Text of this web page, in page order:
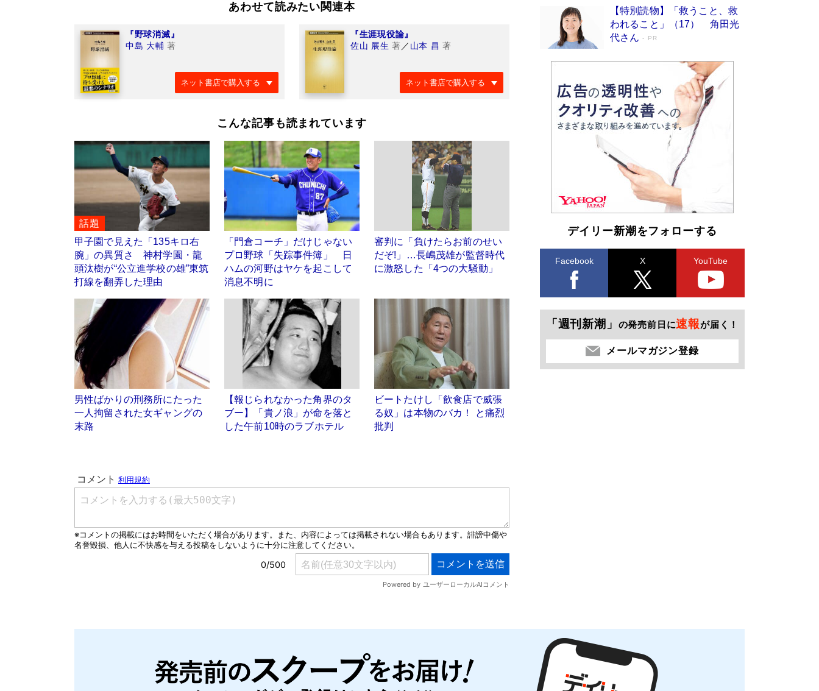
あわせて読みたい関連本
『野球消滅』
中島 大輔 著
ネット書店で購入する
『生涯現役論』
佐山 展生 著 ／ 山本 昌 著
ネット書店で購入する
こんな記事も読まれています
話題
甲子園で見えた「135キロ右
腕」の異質さ 神村学園・龍
頭汰樹が“公立進学校の雄”東筑
打線を翻弄した理由
「門倉コーチ」だけじゃない
プロ野球「失踪事件簿」 日
ハムの河野はヤケを起こして
消息不明に
審判に「負けたらお前のせい
だぞ!」…長嶋茂雄が監督時代
に激怒した「4つの大騒動」
男性ばかりの刑務所にたった
一人拘留された女ギャングの
末路
【報じられなかった角界のタ
ブー】「貴ノ浪」が命を落と
した午前10時のラブホテル
ビートたけし「飲食店で威張
る奴」は本物のバカ！ と痛烈
批判
【特別読物】「救うこと、救
われること」（17） 角田光
代さん
PR
デイリー新潮をフォローする
Facebook X YouTube
「週刊新潮」 の発売前日に速報が届く！
メールマガジン登録